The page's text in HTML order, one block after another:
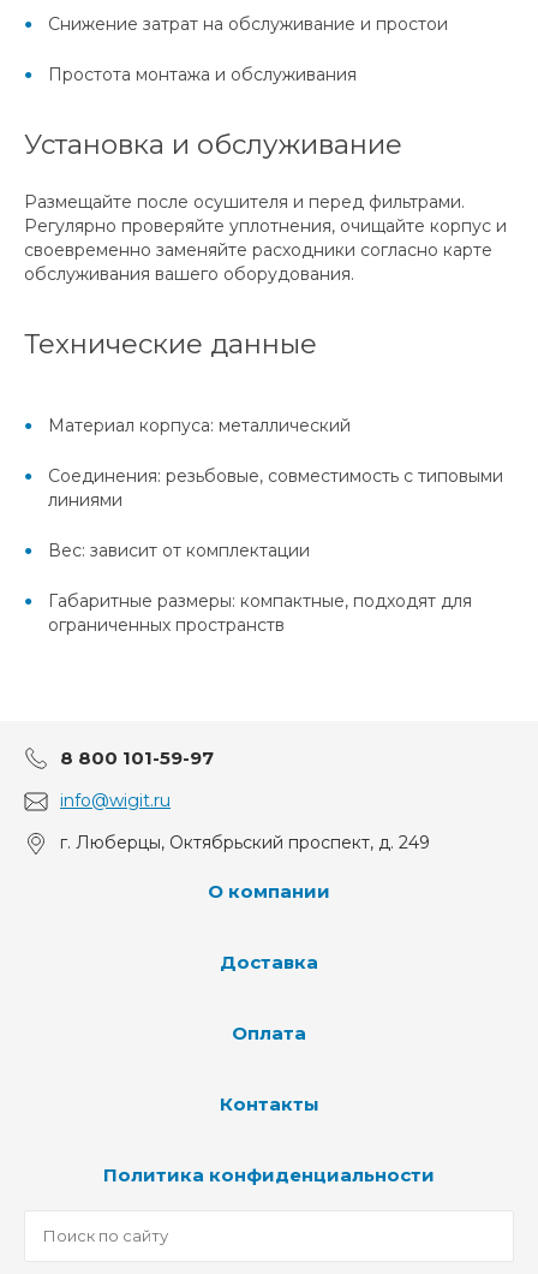
Снижение затрат на обслуживание и простои
Простота монтажа и обслуживания
Установка и обслуживание
Размещайте после осушителя и перед фильтрами.
Регулярно проверяйте уплотнения, очищайте корпус и
своевременно заменяйте расходники согласно карте
обслуживания вашего оборудования.
Технические данные
Материал корпуса: металлический
Соединения: резьбовые, совместимость с типовыми
линиями
Вес: зависит от комплектации
Габаритные размеры: компактные, подходят для
ограниченных пространств
8 800 101-59-97
info@wigit.ru
г. Люберцы, Октябрьский проспект, д. 249
О компании
Доставка
Оплата
Контакты
Политика конфиденциальности